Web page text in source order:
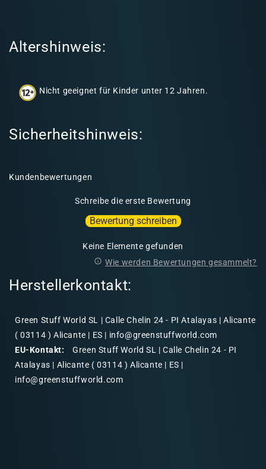
n
Altershinweis:
Nicht geeignet für Kinder unter 12 Jahren.
Sicherheitshinweis:
Kundenbewertungen
Schreibe die erste Bewertung
Bewertung schreiben
Keine Elemente gefunden
Wie werden Bewertungen gesammelt?
Herstellerkontakt:
Green Stuff World SL | Calle Chelin 24 - PI Atalayas | Alicante
( 03114 ) Alicante | ES | info@greenstuffworld.com
EU-Kontakt:
Green Stuff World SL | Calle Chelin 24 - PI
Atalayas | Alicante ( 03114 ) Alicante | ES |
info@greenstuffworld.com